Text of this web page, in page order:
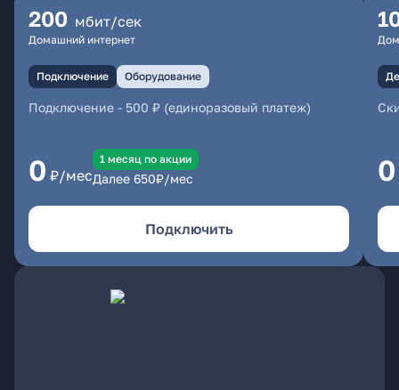
200 мбит/сек
Домашний интернет
Подключение Оборудование
Подключение - 500 ₽ (единоразовый платеж)
0 ₽/мес
1 месяц по акции
Далее 650₽/мес
Подключить
0